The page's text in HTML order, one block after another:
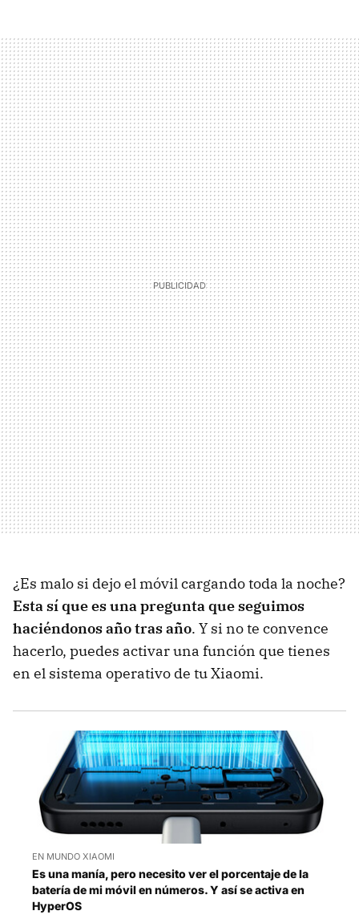
¿Es malo si dejo el móvil cargando toda la noche?
Esta sí que es una pregunta que seguimos
haciéndonos año tras año. Y si no te convence
hacerlo, puedes activar una función que tienes
en el sistema operativo de tu Xiaomi.
EN MUNDO XIAOMI
Es una manía, pero necesito ver el porcentaje de la
batería de mi móvil en números. Y así se activa en
HyperOS